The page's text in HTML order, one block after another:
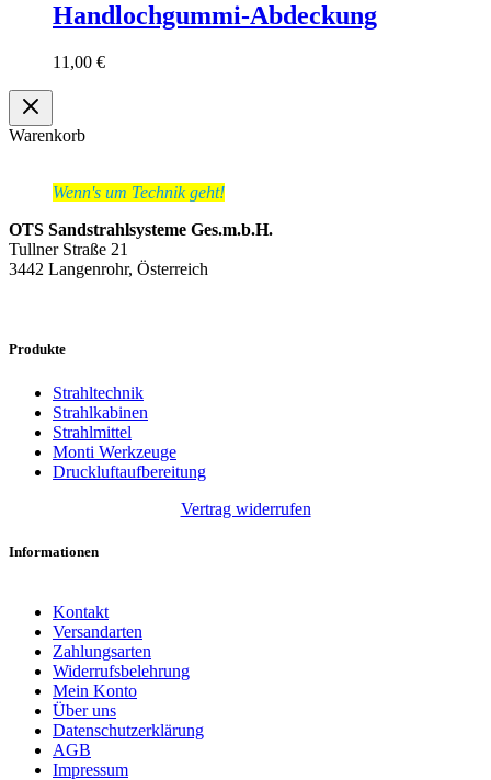
Handlochgummi-Abdeckung
11,00 €
Warenkorb
Wenn's um Technik geht!
OTS Sandstrahlsysteme Ges.m.b.H.
Tullner Straße 21
3442 Langenrohr, Österreich
Produkte
Strahltechnik
Strahlkabinen
Strahlmittel
Monti Werkzeuge
Druckluftaufbereitung
Vertrag widerrufen
Informationen
Kontakt
Versandarten
Zahlungsarten
Widerrufsbelehrung
Mein Konto
Über uns
Datenschutzerklärung
AGB
Impressum